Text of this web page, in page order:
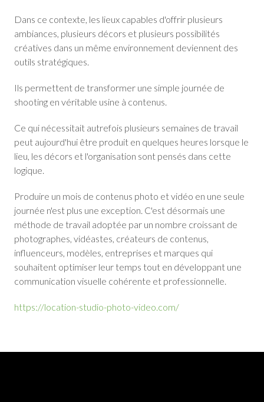
Dans ce contexte, les lieux capables d'offrir plusieurs
ambiances, plusieurs décors et plusieurs possibilités
créatives dans un même environnement deviennent des
outils stratégiques.
Ils permettent de transformer une simple journée de
shooting en véritable usine à contenus.
Ce qui nécessitait autrefois plusieurs semaines de travail
peut aujourd'hui être produit en quelques heures lorsque le
lieu, les décors et l'organisation sont pensés dans cette
logique.
Produire un mois de contenus photo et vidéo en une seule
journée n'est plus une exception. C'est désormais une
méthode de travail adoptée par un nombre croissant de
photographes, vidéastes, créateurs de contenus,
influenceurs, modèles, entreprises et marques qui
souhaitent optimiser leur temps tout en développant une
communication visuelle cohérente et professionnelle.
https://location-studio-photo-video.com/